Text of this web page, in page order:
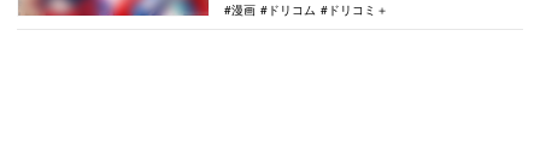
漫画
ドリコム ドリコミ＋